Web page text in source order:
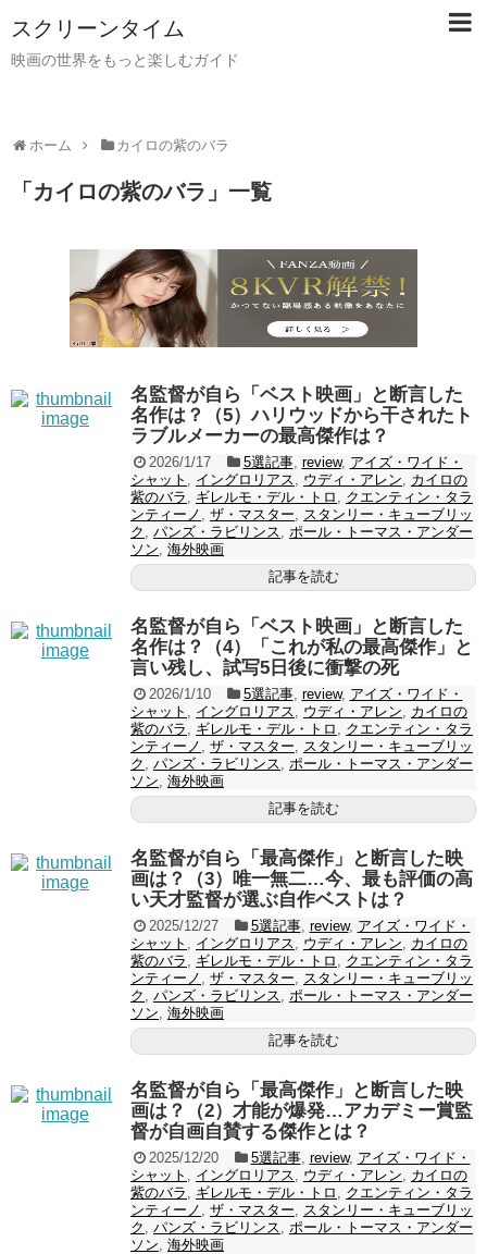
スクリーンタイム
映画の世界をもっと楽しむガイド
ホーム カイロの紫のバラ
「 カイロの紫のバラ 」 一覧
名監督が自ら「ベスト映画」と断言した
名作は？（5）ハリウッドから干されたト
ラブルメーカーの最高傑作は？
2026/1/17 5選記事, review, アイズ・ワイド・
シャット , イングロリアス, ウディ・アレン, カイロの
紫のバラ , ギレルモ・デル・トロ , クエンティン・タラ
ンティーノ , ザ・マスター, スタンリー・キューブリッ
ク , パンズ・ラビリンス, ポール・トーマス・アンダー
ソン, 海外映画
記事を読む
名監督が自ら「ベスト映画」と断言した
名作は？（4）「これが私の最高傑作」と
言い残し、試写5日後に衝撃の死
2026/1/10 5選記事, review, アイズ・ワイド・
シャット , イングロリアス, ウディ・アレン, カイロの
紫のバラ , ギレルモ・デル・トロ , クエンティン・タラ
ンティーノ , ザ・マスター, スタンリー・キューブリッ
ク , パンズ・ラビリンス, ポール・トーマス・アンダー
ソン, 海外映画
記事を読む
名監督が自ら「最高傑作」と断言した映
画は？（3）唯一無二…今、最も評価の高
い天才監督が選ぶ自作ベストは？
2025/12/27 5選記事, review, アイズ・ワイド・
シャット , イングロリアス, ウディ・アレン, カイロの
紫のバラ , ギレルモ・デル・トロ , クエンティン・タラ
ンティーノ , ザ・マスター, スタンリー・キューブリッ
ク , パンズ・ラビリンス, ポール・トーマス・アンダー
ソン, 海外映画
記事を読む
名監督が自ら「最高傑作」と断言した映
画は？（2）才能が爆発…アカデミー賞監
督が自画自賛する傑作とは？
2025/12/20 5選記事, review, アイズ・ワイド・
シャット , イングロリアス, ウディ・アレン, カイロの
紫のバラ , ギレルモ・デル・トロ , クエンティン・タラ
ンティーノ , ザ・マスター, スタンリー・キューブリッ
ク , パンズ・ラビリンス, ポール・トーマス・アンダー
ソン, 海外映画